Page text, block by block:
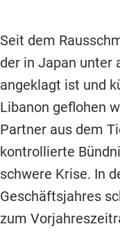
Seit dem
der in Japan unter
angeklagt ist und
Libanon geflohen
Partner aus dem
kontrollierte
schwere Krise. In
Geschäftsjahres
zum